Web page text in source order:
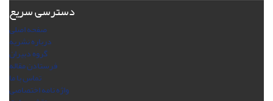
دسترسی سریع
صفحه اصلی
درباره نشریه
گروه دبیران
فرستادن مقاله
تماس با ما
واژه نامه اختصاصی